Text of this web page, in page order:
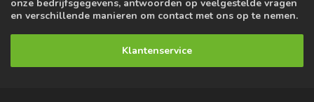
onze bedrijfsgegevens, antwoorden op veelgestelde vragen
en verschillende manieren om contact met ons op te nemen.
Klantenservice